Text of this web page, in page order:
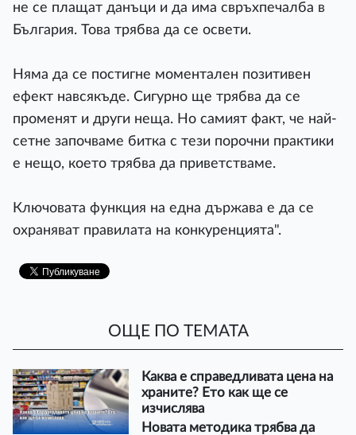
не се плащат данъци и да има свръхпечалба в
България. Това трябва да се освети.
Няма да се постигне моментален позитивен
ефект навсякъде. Сигурно ще трябва да се
променят и други неща. Но самият факт, че най-
сетне започваме битка с тези порочни практики
е нещо, което трябва да приветстваме.
Ключовата функция на една държава е да се
охраняват правилата на конкуренцията".
ОЩЕ ПО ТЕМАТА
Каква е справедливата цена на
храните? Ето как ще се
изчислява
Новата методика трябва да